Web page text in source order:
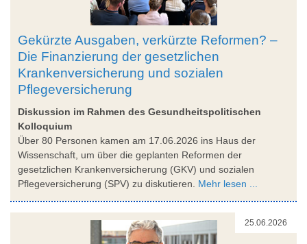
Gekürzte Ausgaben, verkürzte Reformen? –
Die Finanzierung der gesetzlichen
Krankenversicherung und sozialen
Pflegeversicherung
Diskussion im Rahmen des Gesundheitspolitischen
Kolloquium
Über 80 Personen kamen am 17.06.2026 ins Haus der
Wissenschaft, um über die geplanten Reformen der
gesetzlichen Krankenversicherung (GKV) und sozialen
Pflegeversicherung (SPV) zu diskutieren. Mehr lesen ...
25.06.2026